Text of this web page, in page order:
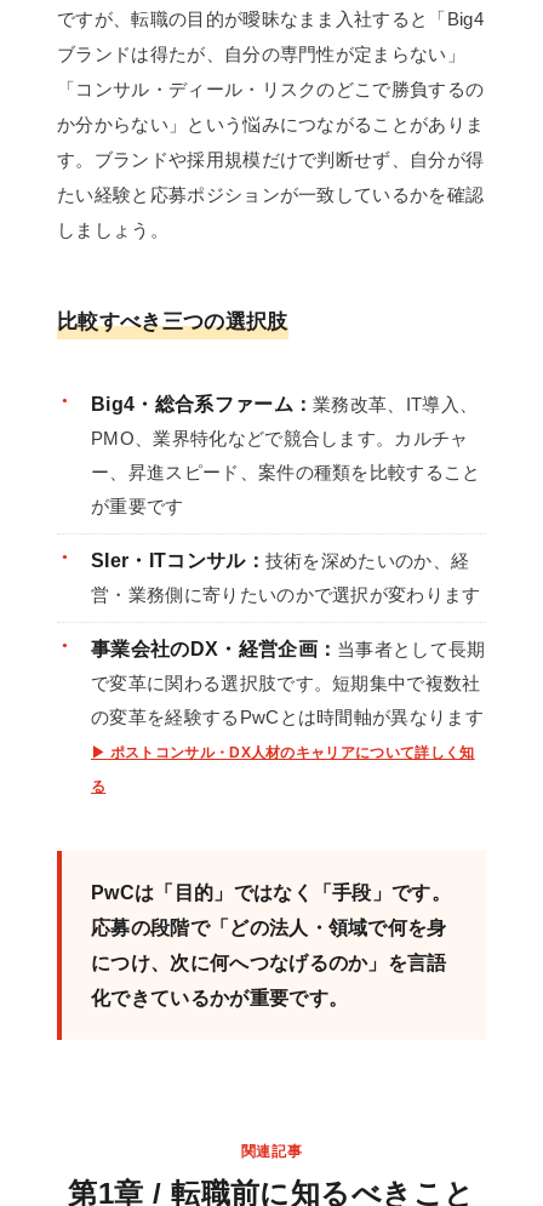
ですが、転職の目的が曖昧なまま入社すると「Big4
ブランドは得たが、自分の専門性が定まらない」
「コンサル・ディール・リスクのどこで勝負するの
か分からない」という悩みにつながることがありま
す。ブランドや採用規模だけで判断せず、自分が得
たい経験と応募ポジションが一致しているかを確認
しましょう。
比較すべき三つの選択肢
Big4・総合系ファーム：業務改革、IT導入、
PMO、業界特化などで競合します。カルチャ
ー、昇進スピード、案件の種類を比較すること
が重要です
SIer・ITコンサル： 技術を深めたいのか、経
営・業務側に寄りたいのかで選択が変わります
事業会社のDX・経営企画： 当事者として長期
で変革に関わる選択肢です。短期集中で複数社
の変革を経験するPwCとは時間軸が異なります
▶ ポストコンサル・DX人材のキャリアについて詳しく知
る
PwCは「目的」ではなく「手段」です。
応募の段階で「どの法人・領域で何を身
につけ、次に何へつなげるのか」を言語
化できているかが重要です。
関連記事
第1章 / 転職前に知るべきこと